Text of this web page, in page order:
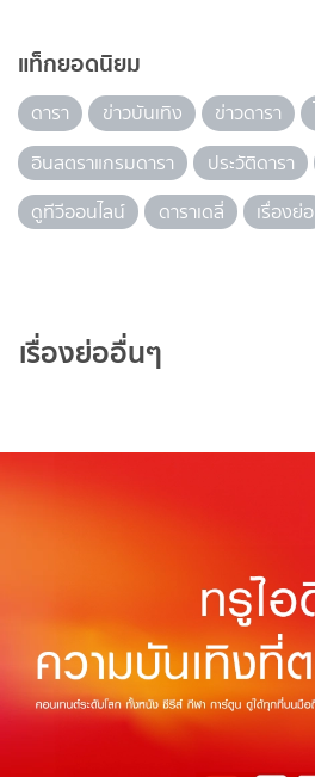
แท็กยอดนิยม
ดารา ข่าวบันเทิง ข่าวดารา
อินสตราแกรมดารา
ประวัติดารา
ดูทีวีออนไลน์
ดาราเดลี่ เรื่องย่อ
เรื่องย่ออื่นๆ